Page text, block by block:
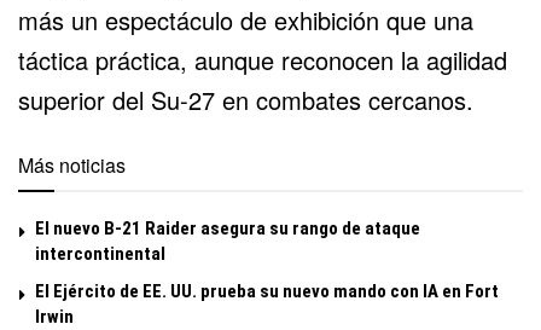
más un espectáculo de exhibición que una
táctica práctica, aunque reconocen la agilidad
superior del Su-27 en combates cercanos.
Más noticias
El nuevo B-21 Raider asegura su rango de ataque
intercontinental
El Ejército de EE. UU. prueba su nuevo mando con IA en Fort
Irwin